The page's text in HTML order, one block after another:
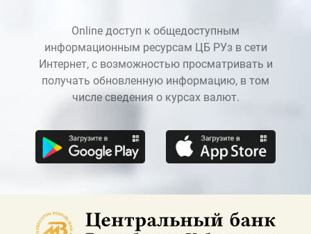
Online доступ к общедоступным
информационным ресурсам ЦБ РУз в сети
Интернет, с возможностью просматривать и
получать обновленную информацию, в том
числе сведения о курсах валют.